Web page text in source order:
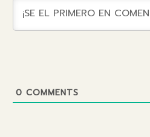
0 COMMENTS